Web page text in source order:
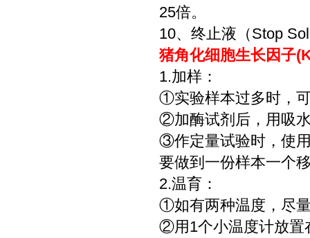
25倍。
10、终止液（Stop
猪角化细胞生长因子
1.加样：
①实验样本过多时，
②加酶试剂后，用吸
③作定量试验时，使
要做到一份样本一个
2.温育：
①如有两种温度，尽
②用1个小温度计放置